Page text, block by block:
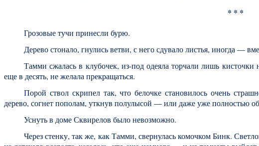
* * *
Грозовые тучи принесли бурю.
Дерево стонало, гнулись ветви, с него сдувало листья, иногда —
Тамми сжалась в клубочек, из-под одеяла торчали лишь
еще в десять, не желала прекращаться.
Порой ствол скрипел так, что белочке становилось очень
дерево, согнет пополам, уткнув полулысой — или даже уже полностью
Уснуть в доме Сквирелов было невозможно.
Через стенку, так же, как Тамми, свернулась комочком Бинк.